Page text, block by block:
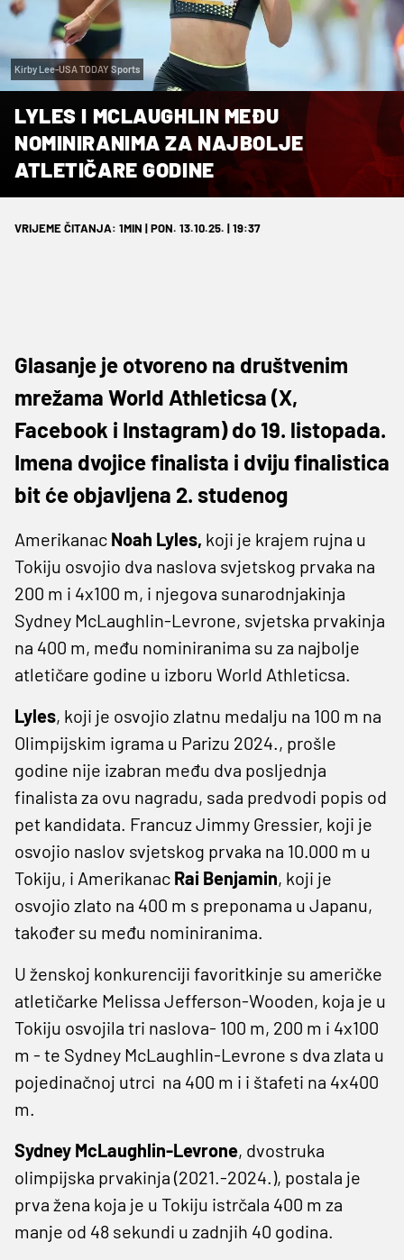
Kirby Lee-USA TODAY Sports
LYLES I MCLAUGHLIN MEĐU
NOMINIRANIMA ZA NAJBOLJE
ATLETIČARE GODINE
VRIJEME ČITANJA: 1MIN | PON. 13.10.25. | 19:37
Glasanje je otvoreno na društvenim
mrežama World Athleticsa (X,
Facebook i Instagram) do 19. listopada.
Imena dvojice finalista i dviju finalistica
bit će objavljena 2. studenog
Amerikanac Noah Lyles, koji je krajem rujna u
Tokiju osvojio dva naslova svjetskog prvaka na
200 m i 4x100 m, i njegova sunarodnjakinja
Sydney McLaughlin-Levrone, svjetska prvakinja
na 400 m, među nominiranima su za najbolje
atletičare godine u izboru World Athleticsa.
Lyles, koji je osvojio zlatnu medalju na 100 m na
Olimpijskim igrama u Parizu 2024., prošle
godine nije izabran među dva posljednja
finalista za ovu nagradu, sada predvodi popis od
pet kandidata. Francuz Jimmy Gressier, koji je
osvojio naslov svjetskog prvaka na 10.000 m u
Tokiju, i Amerikanac Rai Benjamin, koji je
osvojio zlato na 400 m s preponama u Japanu,
također su među nominiranima.
U ženskoj konkurenciji favoritkinje su američke
atletičarke Melissa Jefferson-Wooden, koja je u
Tokiju osvojila tri naslova- 100 m, 200 m i 4x100
m - te Sydney McLaughlin-Levrone s dva zlata u
pojedinačnoj utrci na 400 m i i štafeti na 4x400
m.
Sydney McLaughlin-Levrone, dvostruka
olimpijska prvakinja (2021.-2024.), postala je
prva žena koja je u Tokiju istrčala 400 m za
manje od 48 sekundi u zadnjih 40 godina.